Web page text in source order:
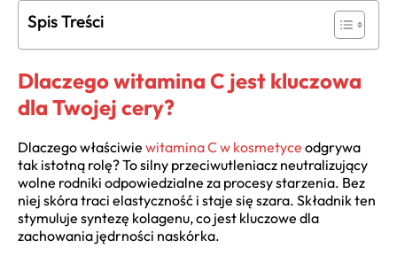
Spis Treści
Dlaczego witamina C jest kluczowa
dla Twojej cery?
Dlaczego właściwie witamina C w kosmetyce odgrywa
tak istotną rolę? To silny przeciwutleniacz neutralizujący
wolne rodniki odpowiedzialne za procesy starzenia. Bez
niej skóra traci elastyczność i staje się szara. Składnik ten
stymuluje syntezę kolagenu, co jest kluczowe dla
zachowania jędrności naskórka.